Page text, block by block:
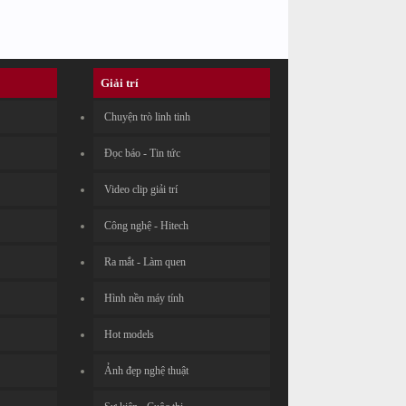
Giải trí
Chuyện trò linh tinh
Đọc báo - Tin tức
Video clip giải trí
Công nghệ - Hitech
Ra mắt - Làm quen
Hình nền máy tính
Hot models
Ảnh đẹp nghệ thuật